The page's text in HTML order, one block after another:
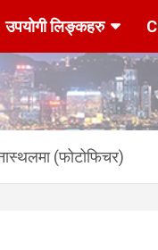
उपयोगी लिङ्कहरु
(फोटोफिचर)